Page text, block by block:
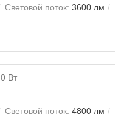
Световой поток: 3600 лм
Световой поток: 4800 лм